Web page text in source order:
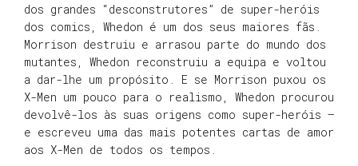
dos grandes “desconstrutores” de super-heróis
dos comics, Whedon é um dos seus maiores fãs.
Morrison destruiu e arrasou parte do mundo dos
mutantes, Whedon reconstruiu a equipa e voltou
a dar-lhe um propósito. E se Morrison puxou os
X-Men um pouco para o realismo, Whedon procurou
devolvê-los às suas origens como super-heróis –
e escreveu uma das mais potentes cartas de amor
aos X-Men de todos os tempos.